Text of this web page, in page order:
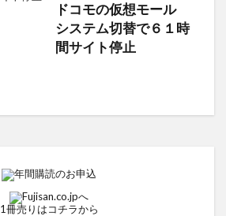
ドコモの仮想モール
システム切替で６１時
間サイト停止
1冊売りはコチラから